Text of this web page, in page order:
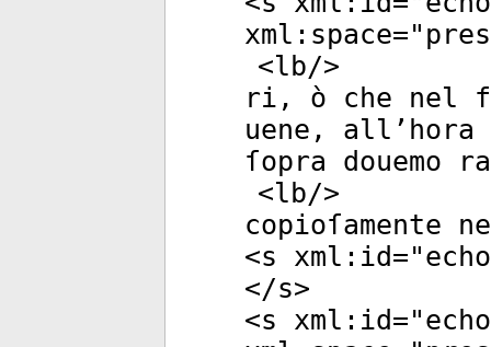
xml:space="
<lb/>
ri, ò che nel
uene,
ſopra douemo
<lb/>
copioſamente
<s xml:id="
</s>
<s xml:id="